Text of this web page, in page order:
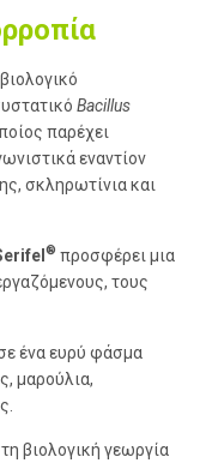
Bacillus
παρέχει
εναντίον
σκληρωτίνια και
® προσφέρει μια
τους
ένα ευρύ φάσμα
μαρούλια,
βιολογική γεωργία